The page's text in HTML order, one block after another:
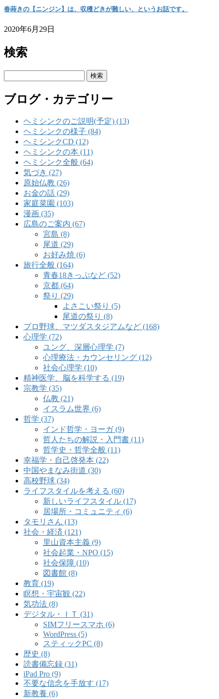
春蒔きの【ニンジン】は、収穫どきが難しい、というお話です。
2020年6月29日
検索
ブログ・カテゴリー
ヘミシンクのご説明(予定) (13)
ヘミシンクの様子 (84)
ヘミシンクCD (12)
ヘミシンクの本 (11)
ヘミシンク全般 (64)
気づき (27)
原始仏教 (26)
お金の話 (29)
家庭菜園 (103)
漫画 (35)
広島のご案内 (67)
宮島 (8)
尾道 (29)
お好み焼 (6)
旅行全般 (164)
青春18きっぷなど (52)
京都 (64)
祭り (29)
よさこい祭り (5)
尾道の祭り (8)
プロ野球、マツダスタジアムなど (168)
心理学 (72)
ユング、深層心理学 (7)
心理療法・カウンセリング (12)
社会心理学 (10)
精神医学、脳を科学する (19)
宗教学 (35)
仏教 (21)
イスラム世界 (6)
哲学 (37)
インド哲学・ヨーガ (9)
哲人たちの解説・入門書 (11)
哲学史・哲学全般 (11)
幸福学・自己啓発本 (22)
中国やまなみ街道 (30)
高校野球 (34)
ライフスタイルを考える (60)
新しいライフスタイル (17)
居場所・コミュニティ (6)
タモリさん (13)
社会・経済 (121)
里山資本主義 (9)
社会起業・NPO (15)
社会保障 (10)
図書館 (8)
教育 (19)
瞑想・宇宙観 (22)
気功法 (8)
デジタル・ＩＴ (31)
SIMフリースマホ (6)
WordPress (5)
スティックPC (8)
歴史 (8)
読書備忘録 (31)
iPad Pro (9)
不要な信念を手放す (17)
新教養 (6)